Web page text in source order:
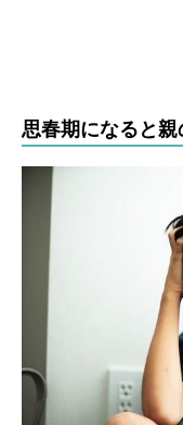
思春期になると